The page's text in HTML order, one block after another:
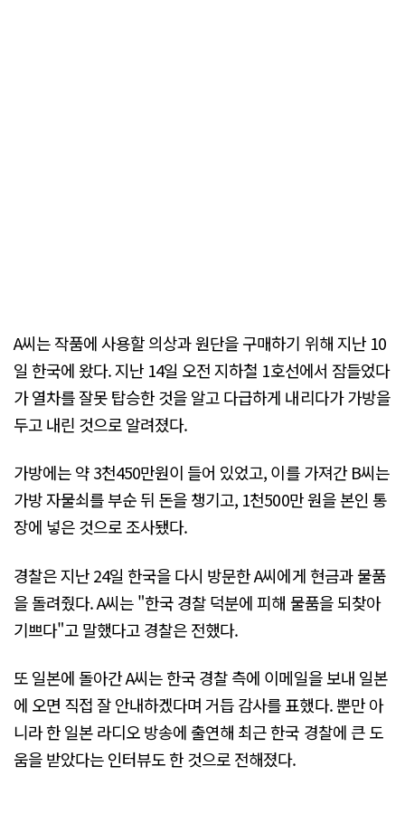
A씨는 작품에 사용할 의상과 원단을 구매하기 위해 지난 10
일 한국에 왔다. 지난 14일 오전 지하철 1호선에서 잠들었다
가 열차를 잘못 탑승한 것을 알고 다급하게 내리다가 가방을
두고 내린 것으로 알려졌다.
가방에는 약 3천450만원이 들어 있었고, 이를 가져간 B씨는
가방 자물쇠를 부순 뒤 돈을 챙기고, 1천500만 원을 본인 통
장에 넣은 것으로 조사됐다.
경찰은 지난 24일 한국을 다시 방문한 A씨에게 현금과 물품
을 돌려줬다. A씨는 "한국 경찰 덕분에 피해 물품을 되찾아
기쁘다"고 말했다고 경찰은 전했다.
또 일본에 돌아간 A씨는 한국 경찰 측에 이메일을 보내 일본
에 오면 직접 잘 안내하겠다며 거듭 감사를 표했다. 뿐만 아
니라 한 일본 라디오 방송에 출연해 최근 한국 경찰에 큰 도
움을 받았다는 인터뷰도 한 것으로 전해졌다.